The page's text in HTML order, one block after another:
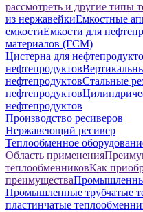
рассмотреть и другие типы
из нержавейкиЕмкостные
емкостиЕмкости для
материалов (ГСМ)
Цистерна для
нефтепродуктов
нефтепродуктовСтальные
нефтепродуктов
нефтепродуктов
Производство ресиверов
Нержавеющий ресивер
Теплообменное
Область применения
теплообменниковКак
преимущества
Промышленные трубчатые
пластинчатые